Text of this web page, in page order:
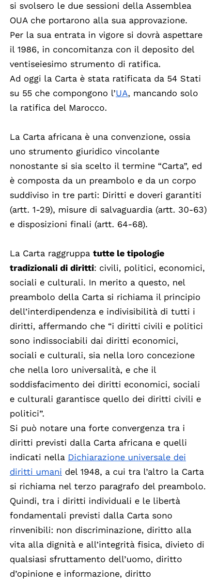
si svolsero le due sessioni della Assemblea
OUA che portarono alla sua approvazione.
Per la sua entrata in vigore si dovrà aspettare
il 1986, in concomitanza con il deposito del
ventiseiesimo strumento di ratifica.
Ad oggi la Carta è stata ratificata da 54 Stati
su 55 che compongono l’UA, mancando solo
la ratifica del Marocco.
La Carta africana è una convenzione, ossia
uno strumento giuridico vincolante
nonostante si sia scelto il termine “Carta”, ed
è composta da un preambolo e da un corpo
suddiviso in tre parti: Diritti e doveri garantiti
(artt. 1-29), misure di salvaguardia (artt. 30-63)
e disposizioni finali (artt. 64-68).
La Carta raggruppa tutte le tipologie
tradizionali di diritti: civili, politici, economici,
sociali e culturali. In merito a questo, nel
preambolo della Carta si richiama il principio
dell’interdipendenza e indivisibilità di tutti i
diritti, affermando che “i diritti civili e politici
sono indissociabili dai diritti economici,
sociali e culturali, sia nella loro concezione
che nella loro universalità, e che il
soddisfacimento dei diritti economici, sociali
e culturali garantisce quello dei diritti civili e
politici”.
Si può notare una forte convergenza tra i
diritti previsti dalla Carta africana e quelli
indicati nella Dichiarazione universale dei
diritti umani del 1948, a cui tra l’altro la Carta
si richiama nel terzo paragrafo del preambolo.
Quindi, tra i diritti individuali e le libertà
fondamentali previsti dalla Carta sono
rinvenibili: non discriminazione, diritto alla
vita alla dignità e all’integrità fisica, divieto di
qualsiasi sfruttamento dell’uomo, diritto
d’opinione e informazione, diritto